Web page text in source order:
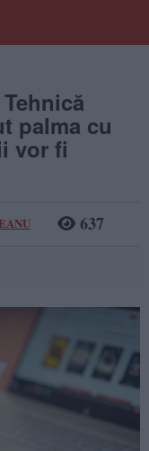
palma cu
vor fi
637